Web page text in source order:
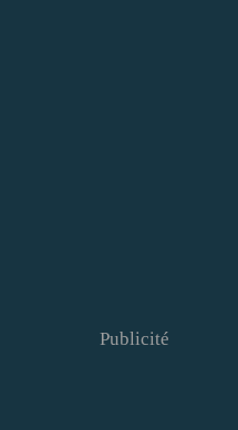
Publicité